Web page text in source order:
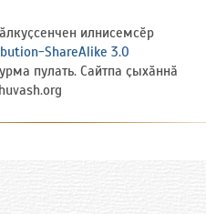
илнисемсӗр
ShareAlike 3.0
пулать. Сайтпа ҫыхӑннӑ